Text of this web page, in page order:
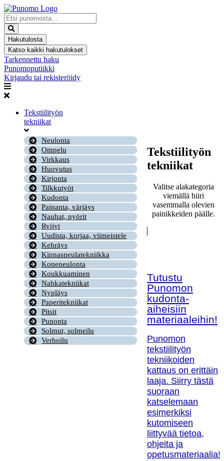
Mene
sisältöön
Search
...
Hakutulosta
Katso kaikki hakutulokset
Tarkennettu haku
Punomoputiikki
Kirjaudu tai rekisteröidy
Tekstiilityön
tekniikat
Neulonta
Ompelu
Virkkaus
Huovutus
Kirjonta
Tilkkutyöt
Kudonta
Painanta, värjäys
Nauhat, nyörit
Ryijyt
Uudista, korjaa, viimeistele
Kehräys
Kinnasneulatekniikka
Koneneulonta
Koukkuaminen
Nahkatekniikat
Nypläys
Paperitekniikat
Pitsit
Punonta
Solmut, solmeilu
Verhoilu
Tekstiilityön
tekniikat
Valitse alakategoria
viemällä hiiri
vasemmalla olevien
painikkeiden päälle.
Tutustu
Punomon
kudonta-
aiheisiin
materiaaleihin!
Punomon
tekstiilityön
tekniikoiden
kattaus on erittäin
laaja. Siirry tästä
suoraan
katselemaan
esimerkiksi
kutomiseen
liittyvää tietoa,
ohjeita ja
opetusmateriaalia!